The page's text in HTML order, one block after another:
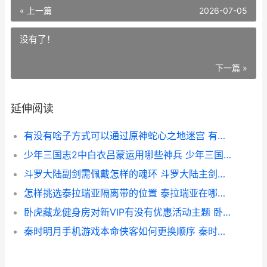
« 上一篇 2026-07-05
没有了！
下一篇 »
延伸阅读
有没有啥子方式可以通过原神蛇心之地迷宫 有没有别的方法
少年三国志2中白衣吕蒙运用哪些神兵 少年三国志2中哪些将灵可以出售
斗罗大陆副剑需佩戴怎样的魂环 斗罗大陆主剑副天使
怎样挑选泰拉瑞亚隔离带的位置 泰拉瑞亚在哪儿买
卧虎藏龙健身房对新VIP有没有优惠活动主题 卧虎藏龙动作指导
秦时明月手机游戏本命侠客如何更换顺序 秦时明月手游 下载